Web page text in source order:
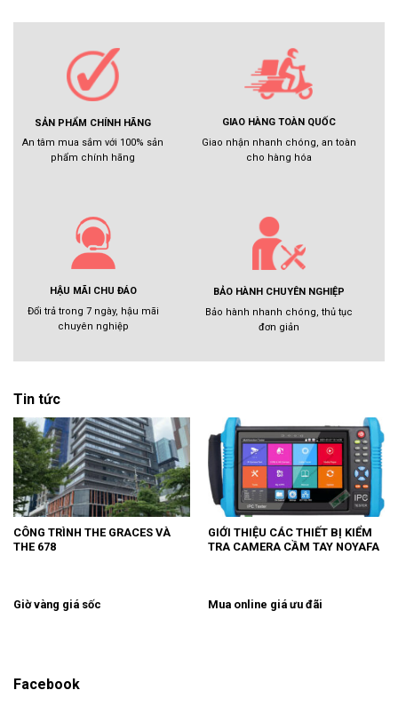
SẢN PHẨM CHÍNH HÃNG
An tâm mua sắm với 100% sản
phẩm chính hãng
GIAO HÀNG TOÀN QUỐC
Giao nhận nhanh chóng, an toàn
cho hàng hóa
HẬU MÃI CHU ĐÁO
Đổi trả trong 7 ngày, hậu mãi
chuyên nghiệp
BẢO HÀNH CHUYÊN NGHIỆP
Bảo hành nhanh chóng, thủ tục
đơn giản
Tin tức
CÔNG TRÌNH THE GRACES VÀ
THE 678
GIỚI THIỆU CÁC THIẾT BỊ KIỂM
TRA CAMERA CẦM TAY NOYAFA
Giờ vàng giá sốc Mua online giá ưu đãi
Facebook